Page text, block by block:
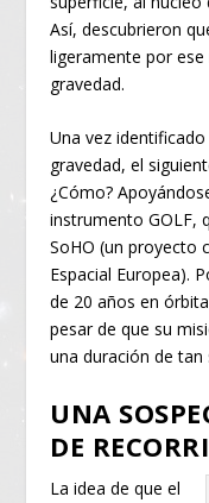
Así, descubrieron
ligeramente por
gravedad.
Una vez
gravedad, el
¿Cómo?
instrumento GOLF,
SoHO (un proyecto
Espacial Europea).
de 20 años en
pesar de que su
una duración de tan
UNA
DE
La idea de que el